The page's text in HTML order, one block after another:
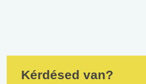
Kérdésed van?